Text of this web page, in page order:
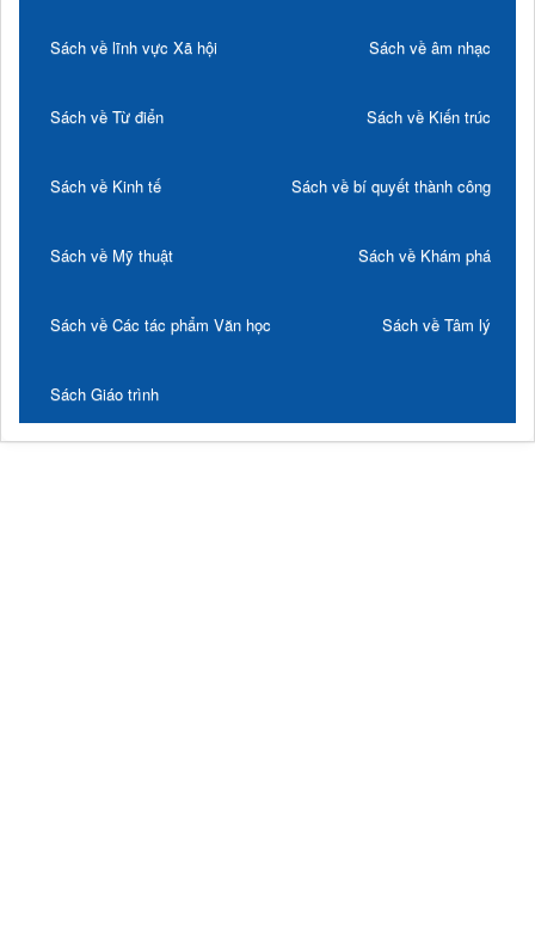
Sách về lĩnh vực Xã hội Sách về âm nhạc
Sách về Từ điển Sách về Kiến trúc
Sách về Kinh tế Sách về bí quyết thành công
Sách về Mỹ thuật Sách về Khám phá
Sách về Các tác phẩm Văn học Sách về Tâm lý
Sách Giáo trình